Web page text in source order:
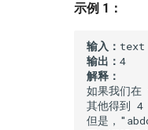
示例 1：
输入：
输出：
解释：
如果我们
其他得到
但是，